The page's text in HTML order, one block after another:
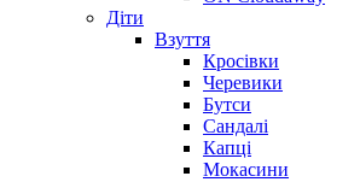
Діти
Взуття
Кросівки
Черевики
Бутси
Сандалі
Капці
Мокасини